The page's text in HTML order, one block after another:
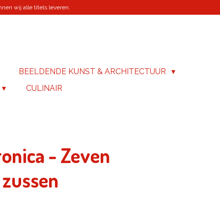
wij alle titels leveren.
BEELDENDE KUNST & ARCHITECTUUR
CULINAIR
- Zeven